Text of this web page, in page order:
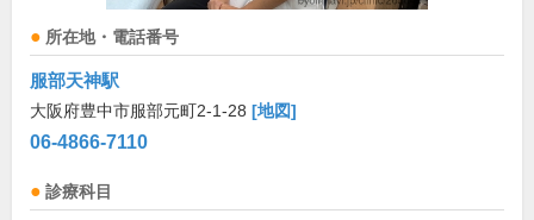
所在地・電話番号
服部天神駅
大阪府豊中市服部元町2-1-28 [地図]
06-4866-7110
診療科目